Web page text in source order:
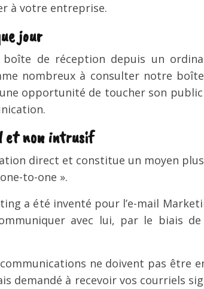
à votre entreprise.
jour
de réception depuis un
nombreux à consulter notre
opportunité de toucher son
et non intrusif
direct et constitue un moyen
to-one ».
a été inventé pour l’e-mail
avec lui, par le biais
ne doivent pas être
demandé à recevoir vos courriels